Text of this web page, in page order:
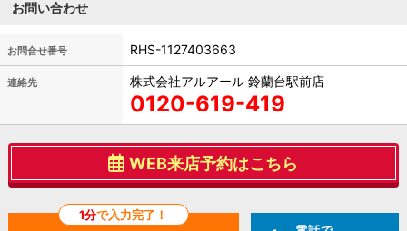
お問い合わせ
お問合せ番号 RHS-1127403663
連絡先 株式会社アルアール 鈴蘭台駅前店
0120-619-419
WEB来店予約はこちら
1分で入力完了！